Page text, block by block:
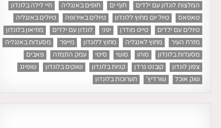
המלצות לונדון עם ילדים
חוף ים חופים באנגליה
חיי לילה בלונדון
טאפאס
טיול יום מחוץ ללונדון טיולים באירופה
טיולים באנגליה
טיולים עם ילדים
טייט מודרן יפני לונדון עם ילדים
מוזיאון בלונדון
מזרח העיר
מחוץ לאנגליה מחוץ ללונדון מייפר
מסעדות באנגליה
מסעדות בלונדון
סוהו סושי סיטי עמק התמזה
פאבים
צפון לונדון
קובנט גרדן קניות בלונדון שווקים בלונדון
שופינג
שוק אוכל
שורדיץ' תערוכות בלונדון